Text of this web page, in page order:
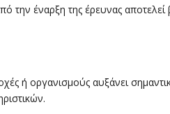
την έναρξη της έρευνας
ή οργανισμούς αυξάνει